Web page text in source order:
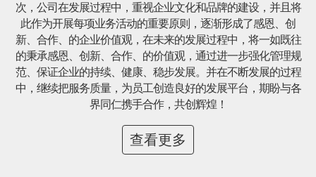
次，公司在发展过程中，重视企业文化和品牌的建设，并且将
此作为开展每项业务活动的重要原则，逐渐形成了感恩、创
新、合作、的企业价值观，在未来的发展过程中，将一如既往
的秉承感恩、创新、合作、的价值观，通过进一步强化管理规
范、保证企业的持续、健康、稳步发展。并在不断发展的过程
中，继续把服务质量，为员工创造良好的发展平台，期盼与各
界同仁携手合作，共创辉煌！
查看更多